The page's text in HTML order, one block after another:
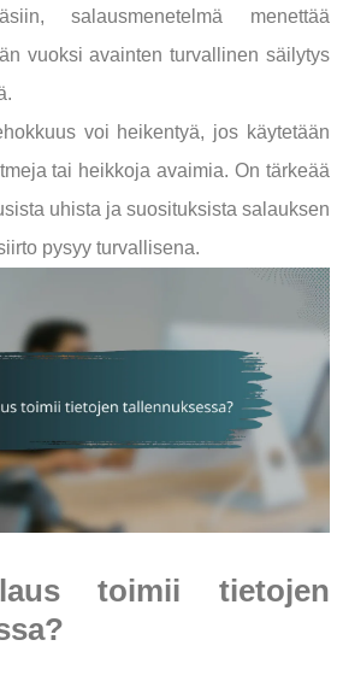
salausmenetelmä menettää
vuoksi avainten turvallinen säilytys
voi heikentyä, jos käytetään
tai heikkoja avaimia. On tärkeää
uhista ja suosituksista salauksen
pysyy turvallisena.
toimii tietojen